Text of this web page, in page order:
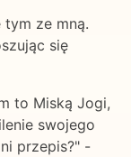
ze mną.
się
to Miską Jogi,
swojego
przepis?" -